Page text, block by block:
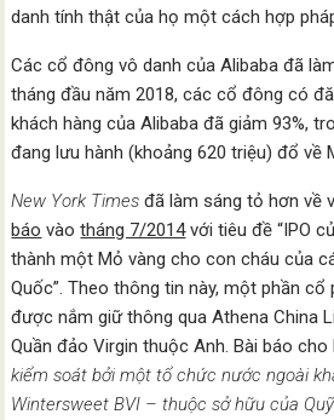
danh tính thật của họ một cách hợp
Các cổ đông vô danh của Alibaba đã
tháng đầu năm 2018, các cổ đông có
khách hàng của Alibaba đã giảm 93%,
đang lưu hành (khoảng 620 triệu) đổ về
New York Times đã làm sáng tỏ hơn về
báo vàotháng 7/2014với tiêu đề “IPO
thành một Mỏ vàng cho con cháu của
Quốc”. Theo thông tin này, một phần cổ
được nắm giữ thông qua Athena China
Quần đảo Virgin thuộc Anh. Bài báo cho
kiểm soát bởi một tổ chức nước ngoài
Wintersweet BVI – thuộc sở hữu của